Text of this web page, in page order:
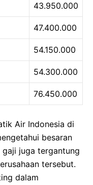
43.950.000
47.400.000
54.150.000
54.300.000
76.450.000
Air Indonesia di
besaran
juga tergantung
tersebut.
dalam